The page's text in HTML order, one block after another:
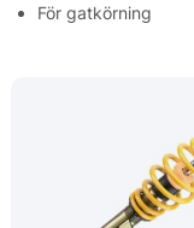
För gatkörning